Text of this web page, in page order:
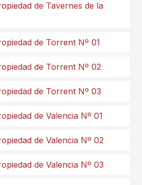
de Tavernes de la
de Torrent Nº 01
de Torrent Nº 02
de Torrent Nº 03
de Valencia Nº 01
de Valencia Nº 02
de Valencia Nº 03